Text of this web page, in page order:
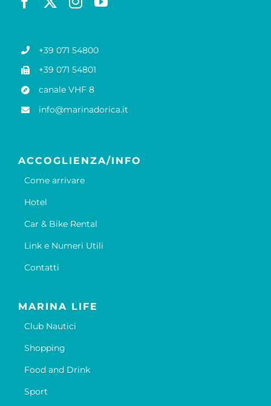
+39 071 54800
+39 071 54801
canale VHF 8
info@marinadorica.it
ACCOGLIENZA/INFO
Come arrivare
Hotel
Car & Bike Rental
Link e Numeri Utili
Contatti
MARINA LIFE
Club Nautici
Shopping
Food and Drink
Sport